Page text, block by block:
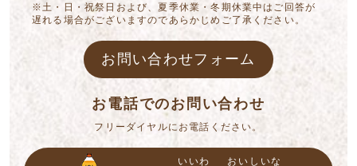
※土・日・祝祭日および、夏季休業・冬期休業中はご回答が
遅れる場合がございますのであらかじめご了承ください。
お問い合わせフォーム
お電話でのお問い合わせ
フリーダイヤルにお電話ください。
いいわ おいしいな